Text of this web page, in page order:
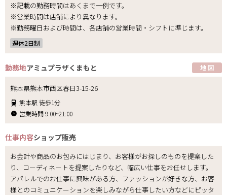
※記載の勤務時間はあくまで一例です。
※営業時間は店舗により異なります。
※勤務曜日および時間は、各店舗の営業時間・シフトに準じます。
週休2日制
勤務地アミュプラザくまもと 地 図
熊本県熊本市西区春日3-15-26
熊本駅 徒歩1分
営業時間 9:00~21:00
仕事内容ショップ販売
お会計や商品のお包みにはじまり、お客様がお探しのものを提案した
り、コーディネートを提案したりなど、幅広い仕事をお任せします。
アパレルでのお仕事に興味がある方、ファッションが好きな方、お客
様とのコミュニケーションを楽しみながら仕事したい方などにピッタ